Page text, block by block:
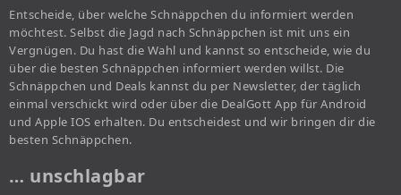
Entscheide, über welche Schnäppchen du informiert werden
möchtest. Selbst die Jagd nach Schnäppchen ist mit uns ein
Vergnügen. Du hast die Wahl und kannst so entscheide, wie du
über die besten Schnäppchen informiert werden willst. Die
Schnäppchen und Deals kannst du per Newsletter, der täglich
einmal verschickt wird oder über die DealGott App für Android
und Apple IOS erhalten. Du entscheidest und wir bringen dir die
besten Schnäppchen.
… unschlagbar